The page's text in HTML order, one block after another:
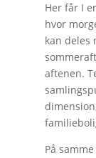
Her får I
hvor
kan deles
aftenen.
På